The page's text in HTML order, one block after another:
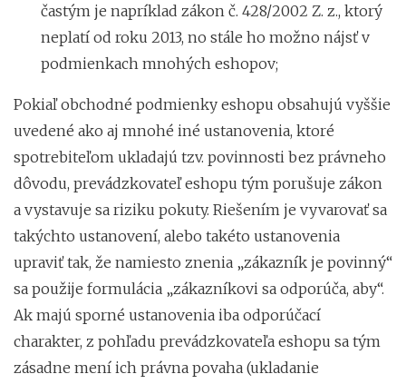
častým je napríklad zákon č. 428/2002 Z. z., ktorý
neplatí od roku 2013, no stále ho možno nájsť v
podmienkach mnohých eshopov;
Pokiaľ obchodné podmienky eshopu obsahujú vyššie
uvedené ako aj mnohé iné ustanovenia, ktoré
spotrebiteľom ukladajú tzv. povinnosti bez právneho
dôvodu, prevádzkovateľ eshopu tým porušuje zákon
a vystavuje sa riziku pokuty. Riešením je vyvarovať sa
takýchto ustanovení, alebo takéto ustanovenia
upraviť tak, že namiesto znenia „zákazník je povinný“
sa použije formulácia „zákazníkovi sa odporúča, aby“.
Ak majú sporné ustanovenia iba odporúčací
charakter, z pohľadu prevádzkovateľa eshopu sa tým
zásadne mení ich právna povaha (ukladanie